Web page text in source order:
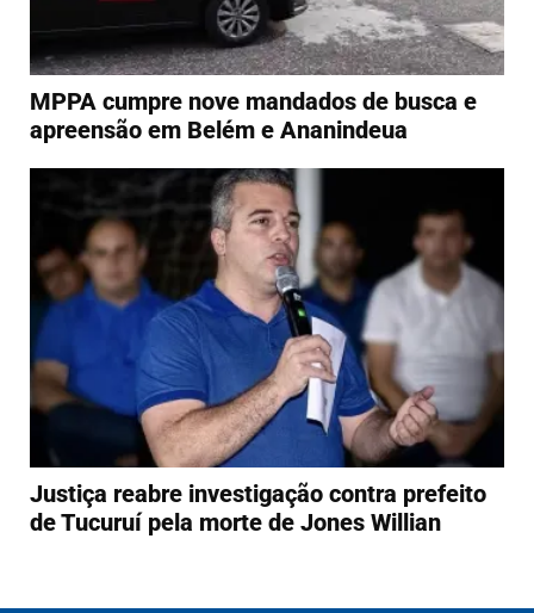
MPPA cumpre nove mandados de busca e
apreensão em Belém e Ananindeua
Justiça reabre investigação contra prefeito
de Tucuruí pela morte de Jones Willian